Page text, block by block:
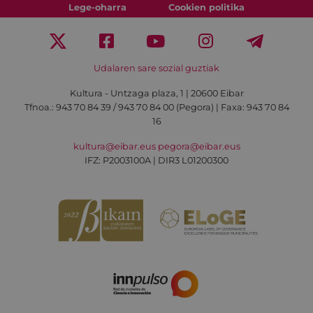
Lege-oharra
Cookien politika
Udalaren sare sozial guztiak
Kultura - Untzaga plaza, 1 | 20600 Eibar
Tfnoa.: 943 70 84 39 / 943 70 84 00 (Pegora) | Faxa: 943 70 84
16
kultura@eibar.eus pegora@eibar.eus
IFZ: P2003100A | DIR3 L01200300